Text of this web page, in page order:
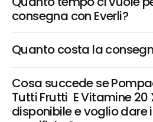
consegna con Everli?
Quanto costa la
Cosa succede se
Tutti Frutti  E Vitamine 20
disponibile e voglio dare